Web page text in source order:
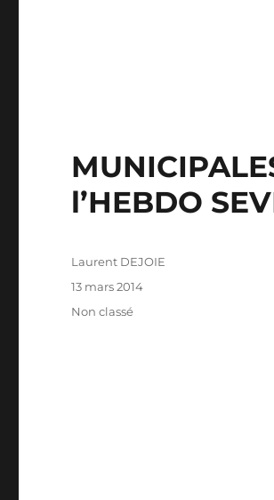
l’HEBDO
Auteur
Laurent DEJOIE
Publié
13 mars 2014
Catégories
Non classé